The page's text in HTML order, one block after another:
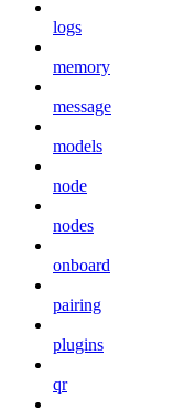
logs
memory
message
models
node
nodes
onboard
pairing
plugins
qr